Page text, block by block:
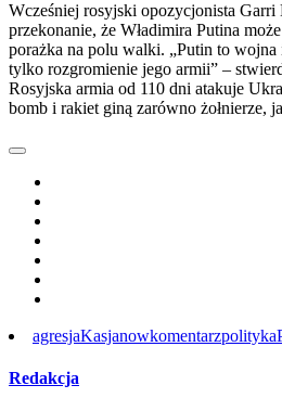
Wcześniej rosyjski opozycjonista Garri
przekonanie, że Władimira Putina
porażka na polu walki. „Putin to
tylko rozgromienie jego armii” –
Rosyjska armia od 110 dni atakuje
bomb i rakiet giną zarówno żołnierze,
agresjaKasjanowkomentarzpolityka
Redakcja